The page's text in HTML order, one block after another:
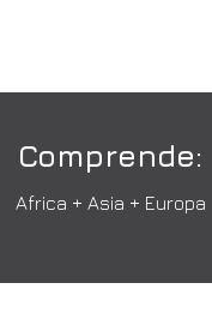
Comprende:
Africa + Asia + Europa